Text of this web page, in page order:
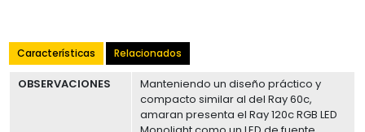
Características Relacionados
OBSERVACIONES
Manteniendo un diseño práctico y
compacto similar al del Ray 60c,
amaran presenta el Ray 120c RGB LED